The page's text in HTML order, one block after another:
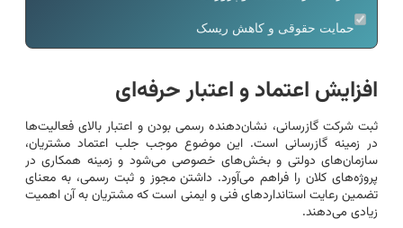
حمایت حقوقی و کاهش ریسک
افزایش اعتماد و اعتبار حرفه‌ای
ثبت شرکت گازرسانی، نشان‌دهنده رسمی بودن و اعتبار بالای فعالیت‌ها
در زمینه گازرسانی است. این موضوع موجب جلب اعتماد مشتریان،
سازمان‌های دولتی و بخش‌های خصوصی می‌شود و زمینه همکاری در
پروژه‌های کلان را فراهم می‌آورد. داشتن مجوز و ثبت رسمی، به معنای
تضمین رعایت استانداردهای فنی و ایمنی است که مشتریان به آن اهمیت
زیادی می‌دهند.